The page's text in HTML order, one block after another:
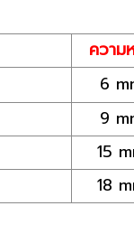
ความ
6
9
15
18